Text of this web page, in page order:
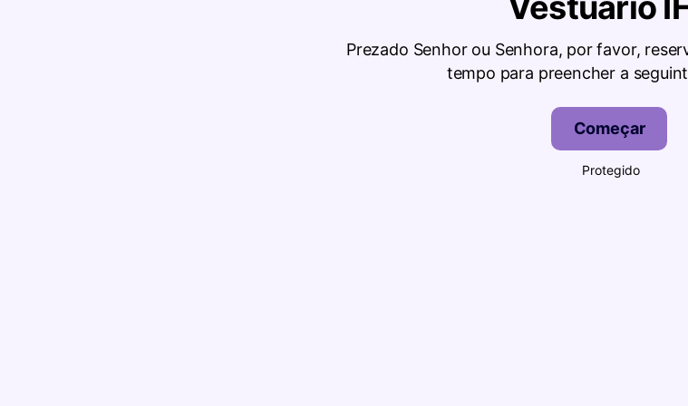
Prezado Senhor ou Senhora, por favor,
tempo para preencher a
Começar
Protegido